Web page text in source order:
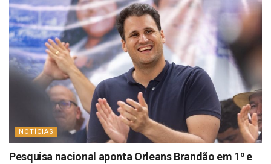
NOTÍCIAS
Pesquisa nacional aponta Orleans Brandão em 1⁰ e